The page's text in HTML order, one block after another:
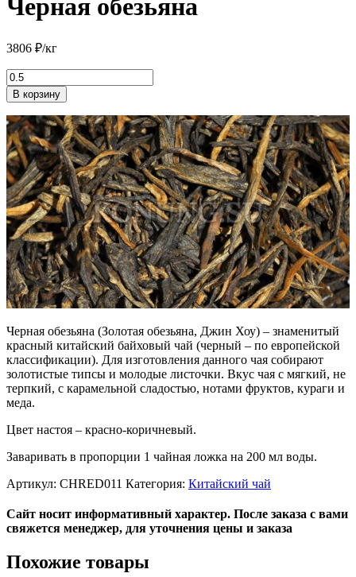
Черная обезьяна
3806 ₽/кг
Количество
товара
Черная
обезьяна
В корзину
Черная обезьяна (Золотая обезьяна, Джин Хоу) – знаменитый
красный китайский байховый чай (черный – по европейской
классификации). Для изготовления данного чая собирают
золотистые типсы и молодые листочки. Вкус чая с мягкий, не
терпкий, с карамельной сладостью, нотами фруктов, кураги и
меда.
Цвет настоя – красно-коричневый.
Заваривать в пропорции 1 чайная ложка на 200 мл воды.
Артикул: CHRED011 Категория: Китайский чай
Сайт носит информативный характер. После заказа с вами
свяжется менеджер, для уточнения цены и заказа
Похожие товары